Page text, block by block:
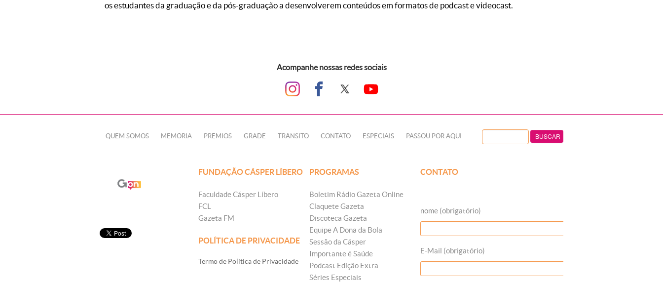
os estudantes da graduação e da pós-graduação a desenvolverem conteúdos em formatos de podcast e videocast.
Acompanhe nossas redes sociais
QUEM SOMOS MEMÓRIA PRÊMIOS GRADE TRÂNSITO CONTATO ESPECIAIS PASSOU POR AQUI
FUNDAÇÃO CÁSPER LÍBERO
Faculdade Cásper Líbero
FCL
Gazeta FM
POLÍTICA DE PRIVACIDADE
Termo de Política de Privacidade
PROGRAMAS
Boletim Rádio Gazeta Online
Claquete Gazeta
Discoteca Gazeta
Equipe A Dona da Bola
Sessão da Cásper
Importante é Saúde
Podcast Edição Extra
Séries Especiais
CONTATO
nome (obrigatório)
E-Mail (obrigatório)